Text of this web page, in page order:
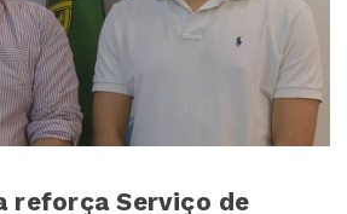
reforça Serviço de